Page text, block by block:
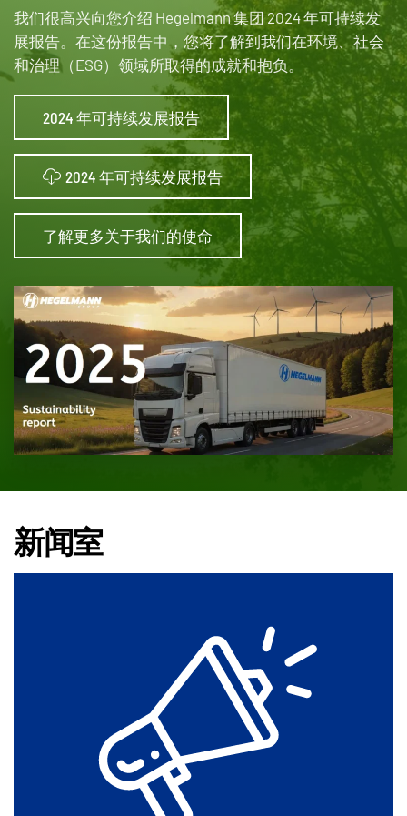
我们很高兴向您介绍 Hegelmann 集团 2024 年可持续发
展报告。在这份报告中，您将了解到我们在环境、社会
和治理（ESG）领域所取得的成就和抱负。
2024 年可持续发展报告
2024 年可持续发展报告
了解更多关于我们的使命
新闻室
From a Few Desks to 9 Cities: Hegelmann
Celebrates 15 Years in Poland